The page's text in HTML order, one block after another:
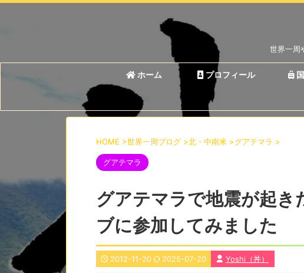
世界一周
ホーム プロフィール
HOME >世界一周ブログ >北・中南米 >グアテマラ >
グアテマラ
グアテマラで地震が起き
ブに参加してみました
2012-11-20 2025-07-20 Yoshi（丼）